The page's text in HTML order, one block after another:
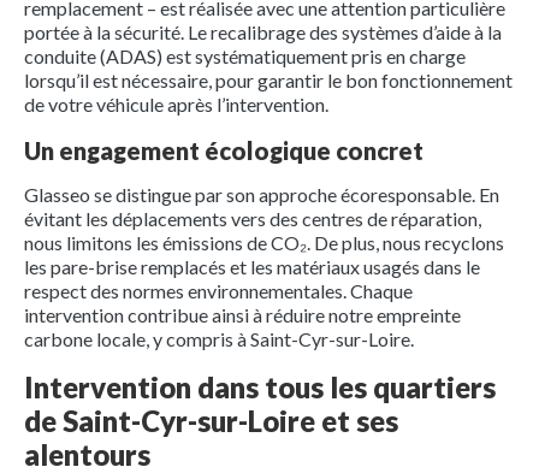
remplacement – est réalisée avec une attention particulière
portée à la sécurité. Le recalibrage des systèmes d’aide à la
conduite (ADAS) est systématiquement pris en charge
lorsqu’il est nécessaire, pour garantir le bon fonctionnement
de votre véhicule après l’intervention.
Un engagement écologique concret
Glasseo se distingue par son approche écoresponsable. En
évitant les déplacements vers des centres de réparation,
nous limitons les émissions de CO₂. De plus, nous recyclons
les pare-brise remplacés et les matériaux usagés dans le
respect des normes environnementales. Chaque
intervention contribue ainsi à réduire notre empreinte
carbone locale, y compris à Saint-Cyr-sur-Loire.
Intervention dans tous les quartiers
de Saint-Cyr-sur-Loire et ses
alentours